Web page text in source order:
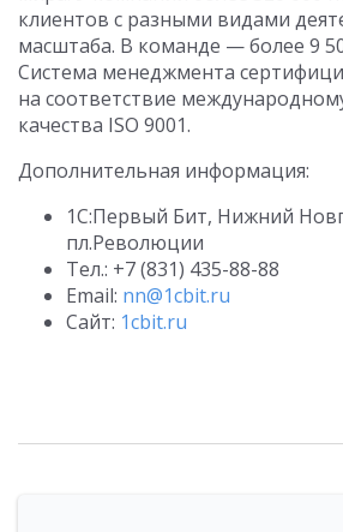
клиентов с разными видами
масштаба. В команде — более 9
Система менеджмента
на соответствие
качества ISO 9001.
Дополнительная информация:
1С:Первый Бит, Нижний
пл.Революции
Тел.: +7 (831) 435-88-88
Email: nn@1cbit.ru
Сайт: 1cbit.ru